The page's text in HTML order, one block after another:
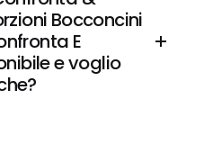
Bocconcini
E
e voglio